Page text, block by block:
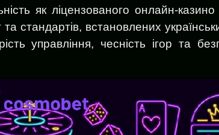
як ліцензованого онлайн-
стандартів, встановлених
управління, чесність ігор та